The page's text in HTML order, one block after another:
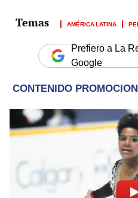
AMÉRICA LATINA
Prefiero a La
Google